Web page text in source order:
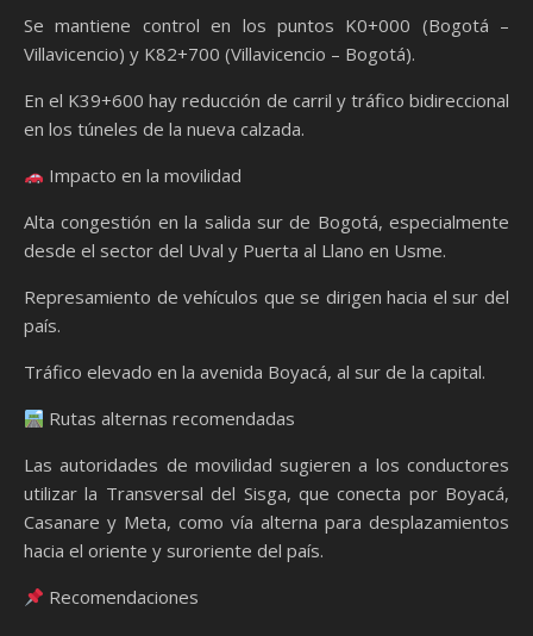
Se mantiene control en los puntos K0+000 (Bogotá –
Villavicencio) y K82+700 (Villavicencio – Bogotá).
En el K39+600 hay reducción de carril y tráfico bidireccional
en los túneles de la nueva calzada.
Impacto en la movilidad
Alta congestión en la salida sur de Bogotá, especialmente
desde el sector del Uval y Puerta al Llano en Usme.
Represamiento de vehículos que se dirigen hacia el sur del
país.
Tráfico elevado en la avenida Boyacá, al sur de la capital.
Rutas alternas recomendadas
Las autoridades de movilidad sugieren a los conductores
utilizar la Transversal del Sisga, que conecta por Boyacá,
Casanare y Meta, como vía alterna para desplazamientos
hacia el oriente y suroriente del país.
Recomendaciones